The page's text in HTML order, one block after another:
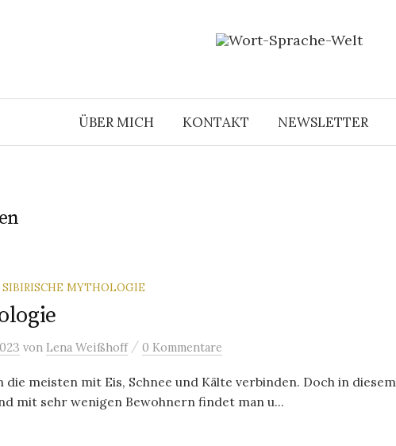
ÜBER MICH KONTAKT NEWSLETTER
SIBIRISCHE MYTHOLOGIE
von Lena Weißhoff / 0 Kommentare
meisten mit Eis, Schnee und Kälte verbinden. Doch in diesem
mit sehr wenigen Bewohnern findet man u...